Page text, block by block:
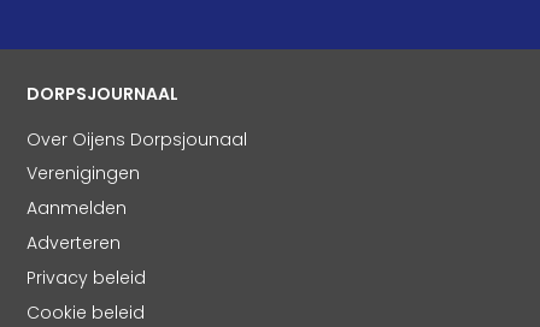
DORPSJOURNAAL
Over Oijens Dorpsjounaal
Verenigingen
Aanmelden
Adverteren
Privacy beleid
Cookie beleid